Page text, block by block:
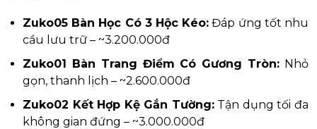
Zuko05 Bàn Học Có 3 Hộc Kéo: Đáp ứng tốt nhu
cầu lưu trữ – ~3.200.000đ
Zuko01 Bàn Trang Điểm Có Gương Tròn: Nhỏ
gọn, thanh lịch – ~2.600.000đ
Zuko02 Kết Hợp Kệ Gắn Tường:Tận dụng tối đa
không gian đứng – ~3.000.000đ